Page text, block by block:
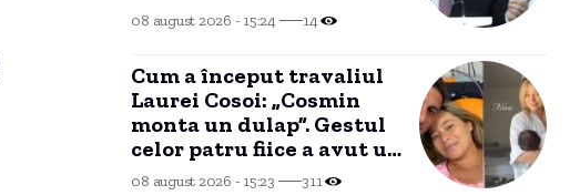
15.000 de euro”
08 august 2026 - 15:24 14
Cum a început travaliul
Laurei Cosoi: „Cosmin
monta un dulap”. Gestul
celor patru fiice a avut un
impact profund asupra
08 august 2026 - 15:23 311